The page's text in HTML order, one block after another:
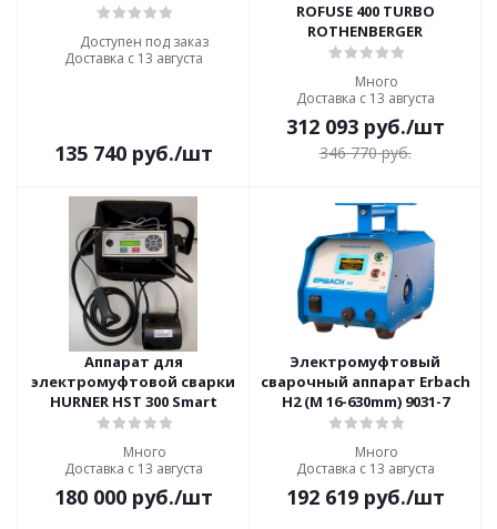
Доступен под заказ
Доставка с 13 августа
135 740руб./шт
ROFUSE 400 TURBO
ROTHENBERGER
Много
Доставка с 13 августа
312 093руб./шт
346 770руб.
Аппарат для
электромуфтовой сварки
HURNER HST 300 Smart
Много
Доставка с 13 августа
180 000руб./шт
Электромуфтовый
сварочный аппарат Erbach
H2 (M 16-630mm) 9031-7
Много
Доставка с 13 августа
192 619руб./шт